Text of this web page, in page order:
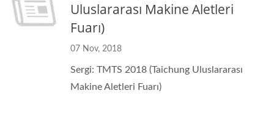
Uluslararası Makine Aletleri
Fuarı)
07 Nov, 2018
Sergi: TMTS 2018 (Taichung Uluslararası
Makine Aletleri Fuarı)